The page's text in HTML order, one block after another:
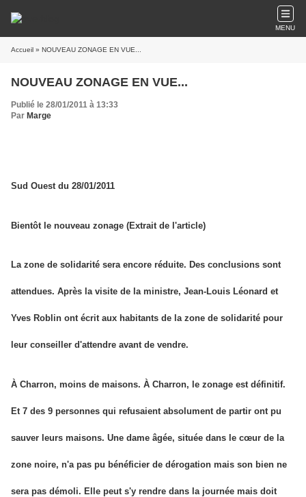
MENU
Accueil » NOUVEAU ZONAGE EN VUE...
NOUVEAU ZONAGE EN VUE...
Publié le 28/01/2011 à 13:33
Par Marge
Sud Ouest du 28/01/2011
Bientôt le nouveau zonage (Extrait de l'article)
La zone de solidarité sera encore réduite. Des conclusions sont
attendues. Après la visite de la ministre, Jean-Louis Léonard et
Yves Roblin ont écrit aux habitants de la zone de solidarité pour
leur conseiller d'attendre avant de vendre.
À Charron, moins de maisons. À Charron, le zonage est définitif.
Et 7 des 9 personnes qui refusaient absolument de partir ont pu
sauver leurs maisons. Une dame âgée, située dans le cœur de la
zone noire, n'a pas pu bénéficier de dérogation mais son bien ne
sera pas démoli. Elle peut s'y rendre dans la journée mais doit